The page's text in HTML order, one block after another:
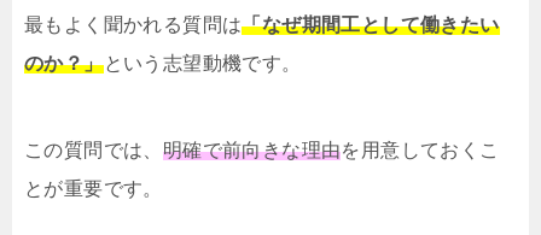
最もよく聞かれる質問は「なぜ期間工として働きたい
のか？」という志望動機です。
この質問では、 明確で前向きな理由を用意しておくこ
とが重要です。